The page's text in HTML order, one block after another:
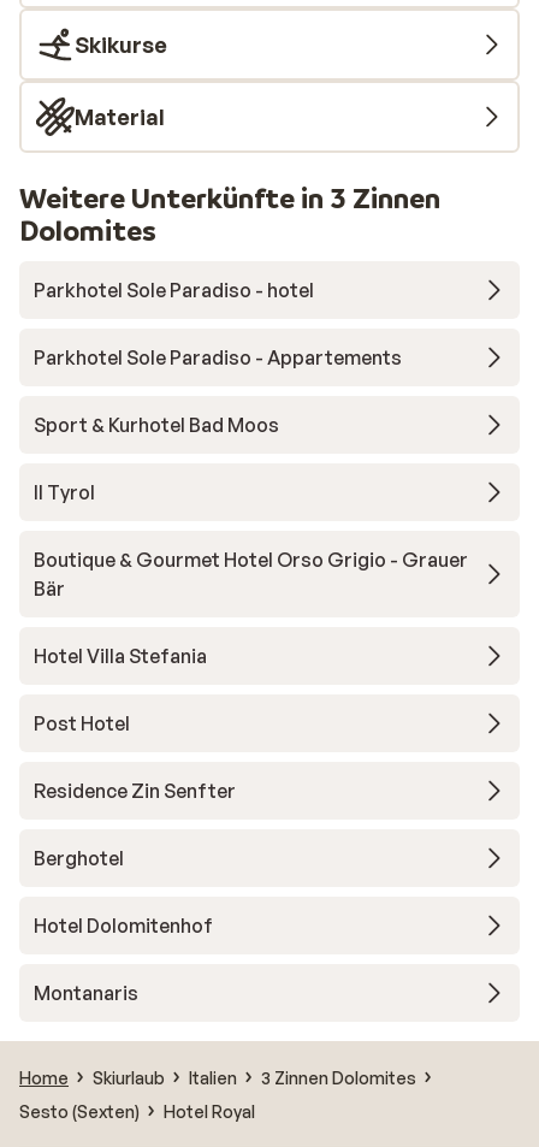
Skikurse
Material
Weitere Unterkünfte in 3 Zinnen
Dolomites
Parkhotel Sole Paradiso - hotel
Parkhotel Sole Paradiso - Appartements
Sport & Kurhotel Bad Moos
Il Tyrol
Boutique & Gourmet Hotel Orso Grigio - Grauer
Bär
Hotel Villa Stefania
Post Hotel
Residence Zin Senfter
Berghotel
Hotel Dolomitenhof
Montanaris
Home Skiurlaub Italien
3 Zinnen Dolomites
Sesto (Sexten)
Hotel Royal